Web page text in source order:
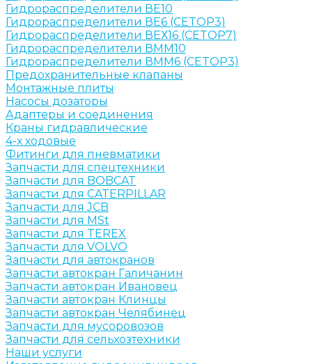
Гидрораспределители ВЕ10
Гидрораспределители ВЕ6 (CETOP3)
Гидрораспределители ВЕХ16 (CETOP7)
Гидрораспределители ВММ10
Гидрораспределители ВММ6 (CETOP3)
Предохранительные клапаны
Монтажные плиты
Насосы дозаторы
Адаптеры и соединения
Краны гидравлические
4-х ходовые
Фитинги для пневматики
Запчасти для спецтехники
Запчасти для BOBCAT
Запчасти для CATERPILLAR
Запчасти для JCB
Запчасти для MSt
Запчасти для TEREX
Запчасти для VOLVO
Запчасти для автокранов
Запчасти автокран Галичанин
Запчасти автокран Ивановец
Запчасти автокран Клинцы
Запчасти автокран Челябинец
Запчасти для мусоровозов
Запчасти для сельхозтехники
Наши услуги